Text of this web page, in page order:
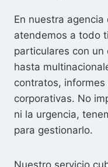
En nuestra
atendemos a todo
particulares con
hasta
contratos,
corporativas. No
ni la urgencia,
para gestionarlo.